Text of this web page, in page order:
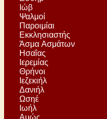
Ιώβ
Ψαλμοί
Παροιμίαι
Εκκλησιαστής
Άσμα Ασμάτων
Ησαΐας
Ιερεμίας
Θρήνοι
Ιεζεκιήλ
Δανιήλ
Ωσηέ
Ιωήλ
Αμώς